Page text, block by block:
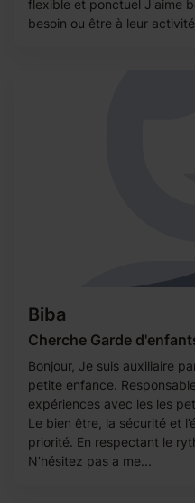
flexible et ponctuel J'aime
besoin ou être à leur
Biba
Cherche Garde
Bonjour, Je suis auxiliaire
petite enfance.
expériences avec les les
Le bien être, la sécurité et
priorité. En respectant le
N’hésitez pas a me...